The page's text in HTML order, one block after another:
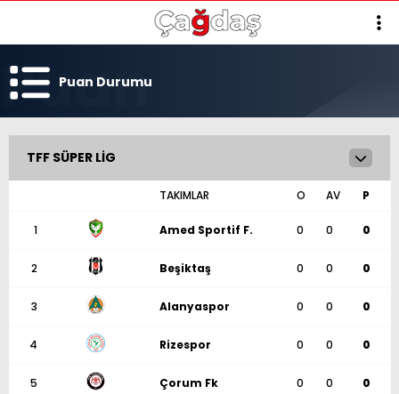
Puan Durumu
TFF SÜPER LIG
TAKIMLAR O AV P
1 Amed Sportif F. 0 0 0
2 Beşiktaş 0 0 0
3 Alanyaspor 0 0 0
4 Rizespor 0 0 0
5 Çorum Fk 0 0 0